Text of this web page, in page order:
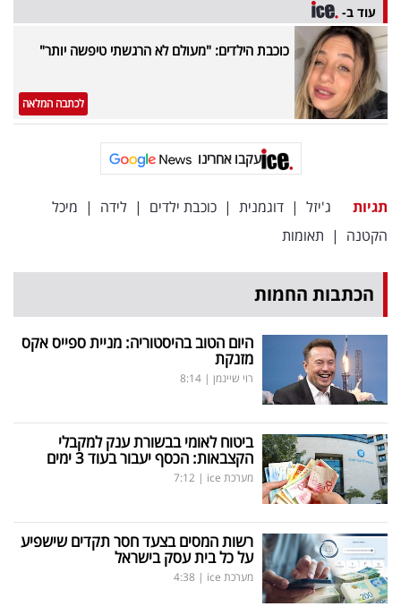
עוד ב-
כוכבת הילדים: "מעולם לא הרגשתי טיפשה יותר"
לכתבה המלאה
עקבו אחרינו
תגיות ג'יזל | דוגמנית | כוכבת ילדים | לידה | מיכל
הקטנה | תאומות
הכתבות החמות
היום הטוב בהיסטוריה: מניית ספייס אקס
מזנקת
רוי שיינמן |
8:14
ביטוח לאומי בבשורת ענק למקבלי
הקצבאות: הכסף יעבור בעוד 3 ימים
מערכת ice |
7:12
רשות המסים בצעד חסר תקדים שישפיע
על כל בית עסק בישראל
מערכת ice |
4:38